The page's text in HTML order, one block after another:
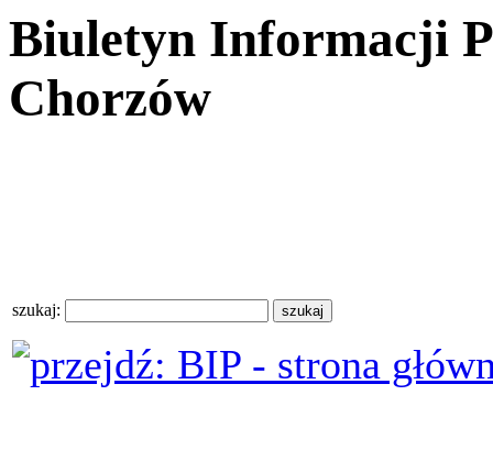
Biuletyn Informacji
Chorzów
szukaj: